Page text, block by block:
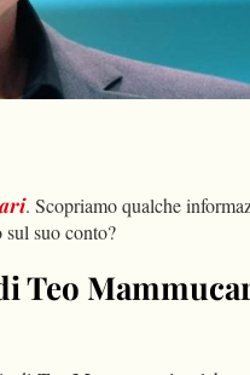
. Scopriamo qualche
sul suo conto?
Teo